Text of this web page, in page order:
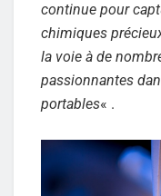
continue pour
chimiques
la voie à de
passionnantes
portables« .